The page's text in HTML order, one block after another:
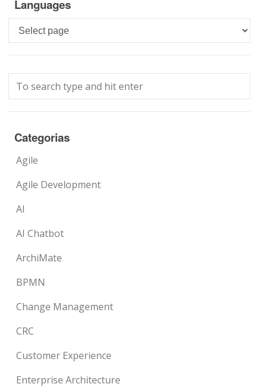
Languages
Languages
Categorias
Agile
Agile Development
AI
AI Chatbot
ArchiMate
BPMN
Change Management
CRC
Customer Experience
Enterprise Architecture